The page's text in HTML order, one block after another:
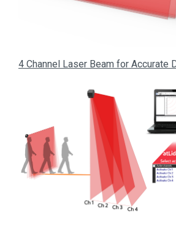
4 Channel Laser Beam for Accurate